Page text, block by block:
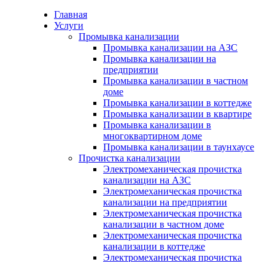
Главная
Услуги
Промывка канализации
Промывка канализации на АЗС
Промывка канализации на
предприятии
Промывка канализации в частном
доме
Промывка канализации в коттедже
Промывка канализации в квартире
Промывка канализации в
многоквартирном доме
Промывка канализации в таунхаусе
Прочистка канализации
Электромеханическая прочистка
канализации на АЗС
Электромеханическая прочистка
канализации на предприятии
Электромеханическая прочистка
канализации в частном доме
Электромеханическая прочистка
канализации в коттедже
Электромеханическая прочистка